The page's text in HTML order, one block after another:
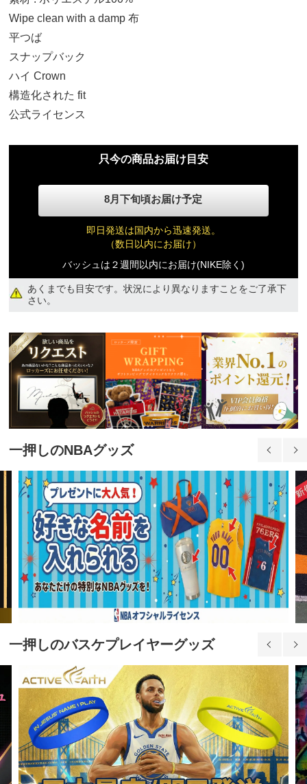
Wipe clean with a damp 布
平つば
スナップバック
ハイ Crown
構造化された fit
公式ライセンス
只今の商品お届け目安
8月下旬頃お届け予定
即日発送は国内から迅速発送。
（数日以内にお届け）
バッシュは２週間以内にお届け(NIKE除く)
あくまでも目安です。状況により異なりますことをご了承下
さい。
一押しのNBAグッズ
一押しのバスケプレイヤーグッズ
OSFA